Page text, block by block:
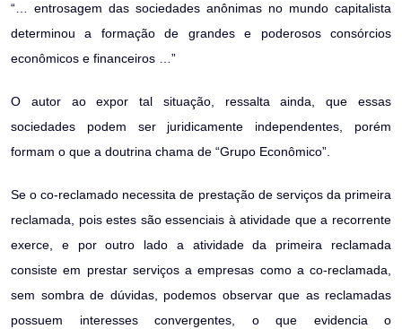
“… entrosagem das sociedades anônimas no mundo capitalista
determinou a formação de grandes e poderosos consórcios
econômicos e financeiros …”
O autor ao expor tal situação, ressalta ainda, que essas
sociedades podem ser juridicamente independentes, porém
formam o que a doutrina chama de “Grupo Econômico”.
Se o co-reclamado necessita de prestação de serviços da primeira
reclamada, pois estes são essenciais à atividade que a recorrente
exerce, e por outro lado a atividade da primeira reclamada
consiste em prestar serviços a empresas como a co-reclamada,
sem sombra de dúvidas, podemos observar que as reclamadas
possuem interesses convergentes, o que evidencia o